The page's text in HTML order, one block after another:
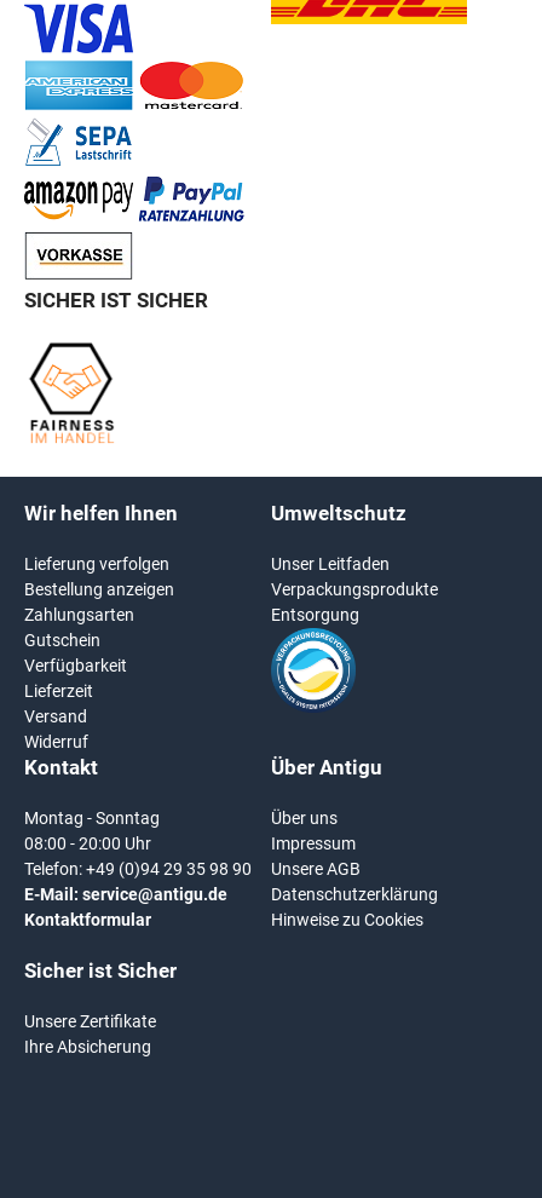
SICHER IST SICHER
Wir helfen Ihnen
Lieferung verfolgen
Bestellung anzeigen
Zahlungsarten
Gutschein
Verfügbarkeit
Lieferzeit
Versand
Widerruf
Umweltschutz
Unser Leitfaden
Verpackungsprodukte
Entsorgung
Kontakt
Montag - Sonntag
08:00 - 20:00 Uhr
Telefon:+49 (0)94 29 35 98 90
E-Mail: service@antigu.de
Kontaktformular
Sicher ist Sicher
Unsere Zertifikate
Ihre Absicherung
Über Antigu
Über uns
Impressum
Unsere AGB
Datenschutzerklärung
Hinweise zu Cookies